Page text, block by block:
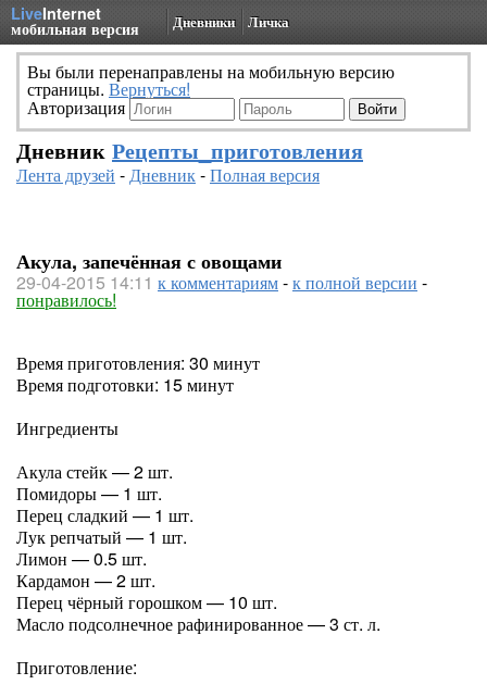
LiveInternet
мобильная версия Дневники Личка
Вы были перенаправлены на мобильную версию
страницы. Вернуться!
Авторизация
Дневник Рецепты_приготовления
Лента друзей -Дневник-Полная версия
Акула, запечённая с овощами
29-04-2015 14:11 к комментариям-к полной версии -
понравилось!
Время приготовления: 30 минут
Время подготовки: 15 минут
Ингредиенты
Акула стейк — 2 шт.
Помидоры — 1 шт.
Перец сладкий — 1 шт.
Лук репчатый — 1 шт.
Лимон — 0.5 шт.
Кардамон — 2 шт.
Перец чёрный горошком — 10 шт.
Масло подсолнечное рафинированное — 3 ст. л.
Приготовление: